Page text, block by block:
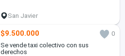
San Javier
$9.500.000
0
Se vende taxi colectivo con sus
derechos